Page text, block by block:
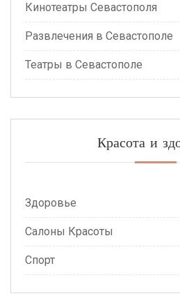
Кинотеатры Севастополя
Развлечения в Севастополе
Театры в Севастополе
Красота и
Здоровье
Салоны Красоты
Спорт